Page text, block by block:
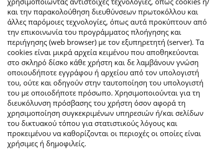
και την παρακολούθηση διευθύνσεων πρωτοκόλλου και
άλλες παρόμοιες τεχνολογίες, όπως αυτά προκύπτουν από
την επικοινωνία του προγράμματος πλοήγησης και
περιήγησης (web browser) με τον εξυπηρετητή (server). Τα
cookies είναι μικρά αρχεία κειμένου που αποθηκεύονται
στο σκληρό δίσκο κάθε χρήστη και δε λαμβάνουν γνώση
οποιουδήποτε εγγράφου ή αρχείου από τον υπολογιστή
του, ούτε και οδηγούν στην ταυτοποίηση του υπολογιστή
του με οποιοδήποτε πρόσωπο. Χρησιμοποιούνται για τη
διευκόλυνση πρόσβασης του χρήστη όσον αφορά τη
χρησιμοποίηση συγκεκριμένων υπηρεσιών ή/και σελίδων
του δικτυακού τόπου για στατιστικούς λόγους και
προκειμένου να καθορίζονται οι περιοχές οι οποίες είναι
χρήσιμες ή δημοφιλείς.